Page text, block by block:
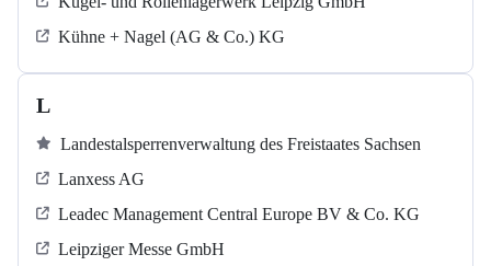
Kühne + Nagel (AG & Co.) KG
L
Landestalsperrenverwaltung des Freistaates Sachsen
Lanxess AG
Leadec Management Central Europe BV & Co. KG
Leipziger Messe GmbH